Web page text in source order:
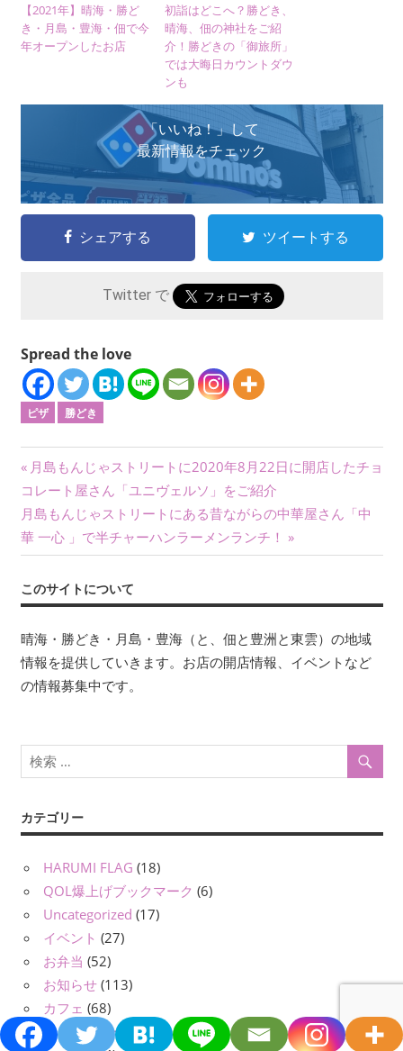
【2021年】晴海・勝ど
き・月島・豊海・佃で今
年オープンしたお店
初詣はどこへ？勝どき、
晴海、佃の神社をご紹
介！勝どきの「御旅所」
では大晦日カウントダウ
ンも
「いいね！」して
最新情報をチェック
シェアする ツイートする
Twitter で
Spread the love
ピザ 勝どき
投
稿
ナ
ビ
ゲ
ー
シ
ン
前
の
記
事:
月島もんじゃストリートに2020年8月22日に開店したチョ
コレート屋さん「ユニヴェルソ」をご紹介
次
の
記
事:
月島もんじゃストリートにある昔ながらの中華屋さん「中
華 一心 」で半チャーハンラーメンランチ！
このサイトについて
晴海・勝どき・月島・豊海（と、佃と豊洲と東雲）の地域
情報を提供していきます。お店の開店情報、イベントなど
の情報募集中です。
カテゴリー
HARUMI FLAG (18)
QOL爆上げブックマーク (6)
Uncategorized (17)
イベント (27)
お弁当 (52)
お知らせ (113)
カフェ (68)
キッチンカー
(48)